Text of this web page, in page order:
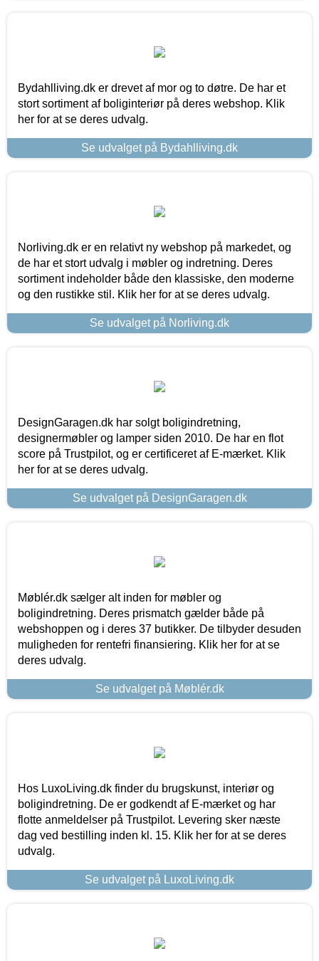
Bydahlliving.dk er drevet af mor og to døtre. De har et
stort sortiment af boliginteriør på deres webshop. Klik
her for at se deres udvalg.
Se udvalget på Bydahlliving.dk
Norliving.dk er en relativt ny webshop på markedet, og
de har et stort udvalg i møbler og indretning. Deres
sortiment indeholder både den klassiske, den moderne
og den rustikke stil. Klik her for at se deres udvalg.
Se udvalget på Norliving.dk
DesignGaragen.dk har solgt boligindretning,
designermøbler og lamper siden 2010. De har en flot
score på Trustpilot, og er certificeret af E-mærket. Klik
her for at se deres udvalg.
Se udvalget på DesignGaragen.dk
Møblér.dk sælger alt inden for møbler og
boligindretning. Deres prismatch gælder både på
webshoppen og i deres 37 butikker. De tilbyder desuden
muligheden for rentefri finansiering. Klik her for at se
deres udvalg.
Se udvalget på Møblér.dk
Hos LuxoLiving.dk finder du brugskunst, interiør og
boligindretning. De er godkendt af E-mærket og har
flotte anmeldelser på Trustpilot. Levering sker næste
dag ved bestilling inden kl. 15. Klik her for at se deres
udvalg.
Se udvalget på LuxoLiving.dk